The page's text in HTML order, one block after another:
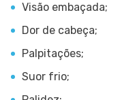
Visão embaçada;
Dor de cabeça;
Palpitações;
Suor frio;